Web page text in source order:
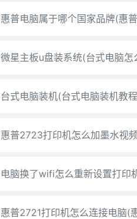
惠普电脑属于哪个国家品牌(惠
微星主板u盘装系统(台式电脑怎
台式电脑装机(台式电脑装机教
惠普2723打印机怎么加墨水视
电脑换了wifi怎么重新设置打印
惠普2721打印机怎么连接电脑(